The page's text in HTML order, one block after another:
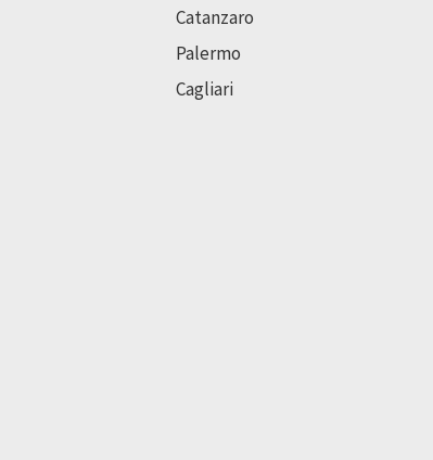
Catanzaro
Palermo
Cagliari